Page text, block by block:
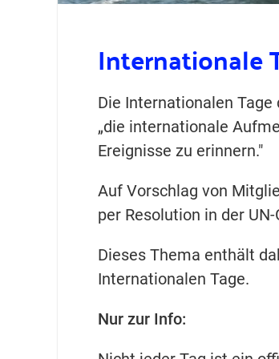
Internationale
Die Internationalen
„die internationale
Ereignisse zu erinnern."
Auf Vorschlag von
per Resolution in der
Dieses Thema enthält
Internationalen Tage.
Nur zur Info: